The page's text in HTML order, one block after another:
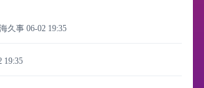
久事 06-02 19:35
19:35